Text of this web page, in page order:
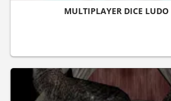
MULTIPLAYER DICE LUDO